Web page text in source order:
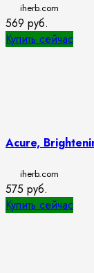
iherb.com
569 руб.
Купить сейчас
Acure,
iherb.com
575 руб.
Купить сейчас